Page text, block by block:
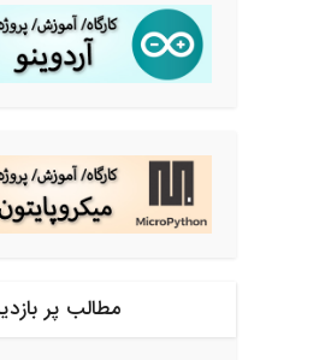
مطالب پر